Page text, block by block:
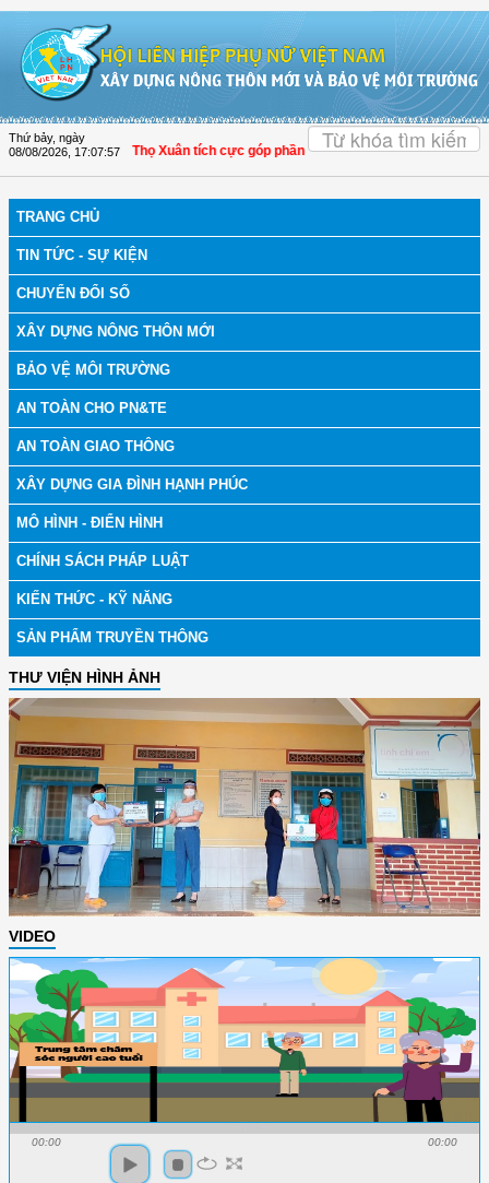
Thứ bảy, ngày
08/08/2026 17:07:58
Hội LHPN Thọ Xuân tích cực góp phần nâng cao tỷ lệ người dân tham gia
TRANG CHỦ
TIN TỨC - SỰ KIỆN
CHUYỂN ĐỔI SỐ
XÂY DỰNG NÔNG THÔN MỚI
BẢO VỆ MÔI TRƯỜNG
AN TOÀN CHO PN&TE
AN TOÀN GIAO THÔNG
XÂY DỰNG GIA ĐÌNH HẠNH PHÚC
MÔ HÌNH - ĐIỂN HÌNH
CHÍNH SÁCH PHÁP LUẬT
KIẾN THỨC - KỸ NĂNG
SẢN PHẨM TRUYỀN THÔNG
THƯ VIỆN HÌNH ẢNH
VIDEO
00:00 00:00
OK